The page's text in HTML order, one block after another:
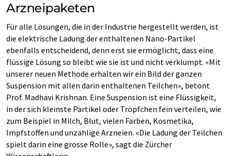
Arzneipaketen
Für alle Lösungen, die in der Industrie hergestellt werden, ist
die elektrische Ladung der enthaltenen Nano-Partikel
ebenfalls entscheidend, denn erst sie ermöglicht, dass eine
flüssige Lösung so bleibt wie sie ist und nicht verklumpt. «Mit
unserer neuen Methode erhalten wir ein Bild der ganzen
Suspension mit allen darin enthaltenen Teilchen», betont
Prof. Madhavi Krishnan. Eine Suspension ist eine Flüssigkeit,
in der sich kleinste Partikel oder Tröpfchen fein verteilen, wie
zum Beispiel in Milch, Blut, vielen Farben, Kosmetika,
Impfstoffen und unzählige Arzneien. «Die Ladung der Teilchen
spielt darin eine grosse Rolle», sagt die Zürcher